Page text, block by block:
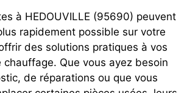
à HEDOUVILLE (95690) peuvent
rapidement possible sur votre
des solutions pratiques à vos
chauffage. Que vous ayez besoin
de réparations ou que vous